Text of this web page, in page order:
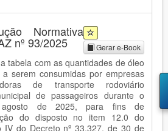
Normativa
nº 93/2025 Gerar e-Book
tabela com as quantidades de óleo
a serem consumidas por empresas
de transporte rodoviário
de passageiros durante o
de 2025, para fins de
do disposto no item 12.0 do
IV do Decreto nº 33.327, de 30 de